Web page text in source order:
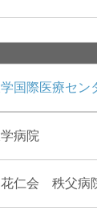
国際医療セン
病院
仁会 秩父病